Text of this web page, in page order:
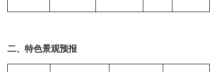
二、特色景观预报